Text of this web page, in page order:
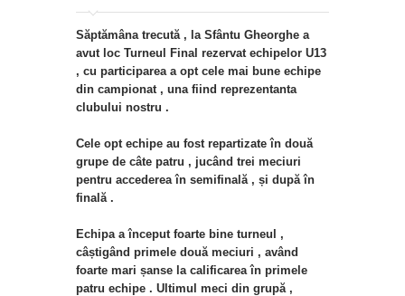
Săptămâna trecută , la Sfântu Gheorghe a
avut loc Turneul Final rezervat echipelor U13
, cu participarea a opt cele mai bune echipe
din campionat , una fiind reprezentanta
clubului nostru .
Cele opt echipe au fost repartizate în două
grupe de câte patru , jucând trei meciuri
pentru accederea în semifinală , și după în
finală .
Echipa a început foarte bine turneul ,
câștigând primele două meciuri , având
foarte mari șanse la calificarea în primele
patru echipe . Ultimul meci din grupă ,